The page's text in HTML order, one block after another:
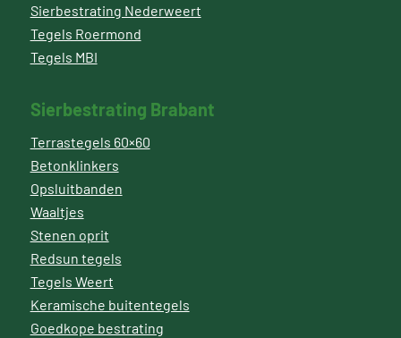
Sierbestrating Nederweert
Tegels Roermond
Tegels MBI
Sierbestrating Brabant
Terrastegels 60×60
Betonklinkers
Opsluitbanden
Waaltjes
Stenen oprit
Redsun tegels
Tegels Weert
Keramische buitentegels
Goedkope bestrating